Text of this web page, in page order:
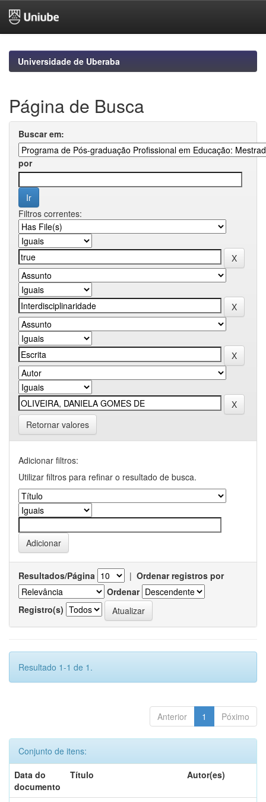
navigationUniversidade de Uberaba
Página de Busca
Buscar em:
por
Filtros correntes:
Retornar valores
Adicionar filtros:
Utilizar filtros para refinar o resultado de busca.
Resultados/Página | Ordenar registros por
Ordenar
Registro(s)
Resultado 1-1 de 1.
Anterior 1 Póximo
Conjunto de itens:
Data do
documento
Título Autor(es)